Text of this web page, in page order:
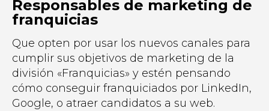
Responsables de marketing de
franquicias
Que opten por usar los nuevos canales para
cumplir sus objetivos de marketing de la
división «Franquicias» y estén pensando
cómo conseguir franquiciados por LinkedIn,
Google, o atraer candidatos a su web.